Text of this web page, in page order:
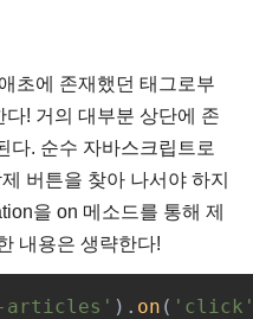
초에 존재했던 태그로부
! 거의 대부분 상단에 존
다. 순수 자바스크립트로
버튼을 찾아 나서야 하지
을 on 메소드를 통해 제
내용은 생략한다!
articles' ). on (